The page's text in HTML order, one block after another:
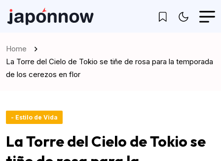
Home
La Torre del Cielo de Tokio se tiñe de rosa para la temporada
de los cerezos en flor
- Estilo de Vida
La Torre del Cielo de Tokio se